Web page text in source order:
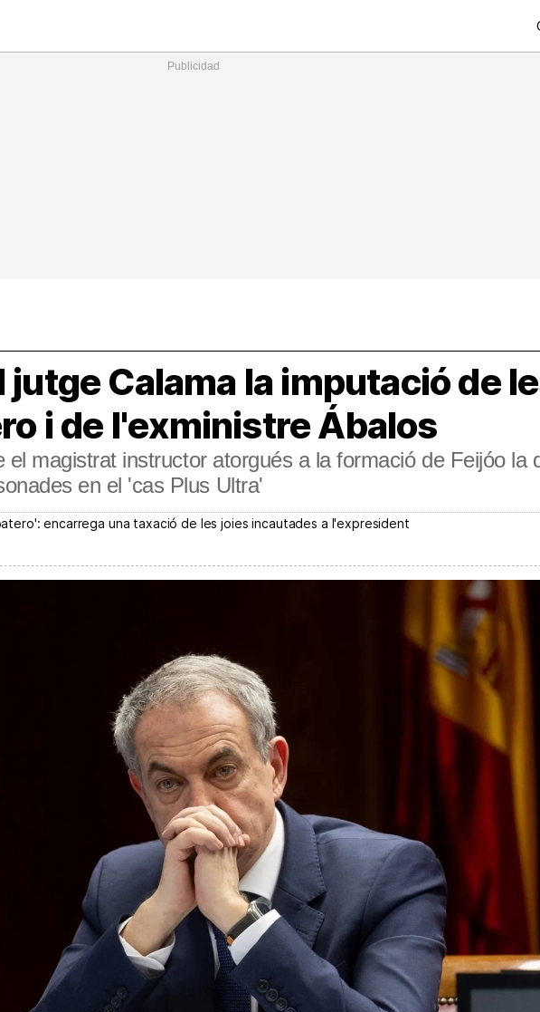
Nacional
jutge Calama la imputació de
i de l'exministre Ábalos
el magistrat instructor atorgués a la formació de Feijóo la
en el 'cas Plus Ultra'
encarrega una taxació de les joies incautades a l'expresident